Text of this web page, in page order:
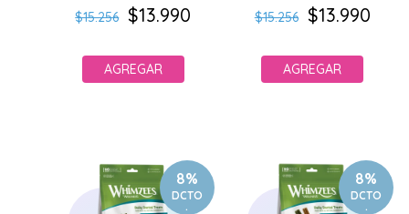
Precio
$15.256
Precio
oferta
$13.990
AGREGAR
Precio
$15.256
Precio
oferta
$13.990
AGREGAR
8%
DCTO
.
8%
DCTO
.